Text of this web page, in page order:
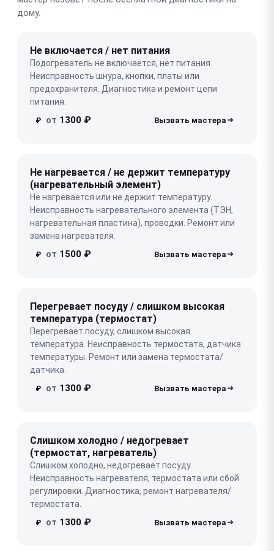
дому.
Не включается / нет питания
Подогреватель не включается, нет питания.
Неисправность шнура, кнопки, платы или
предохранителя. Диагностика и ремонт цепи
питания.
₽ от 1300 ₽
Не нагревается / не держит температуру
(нагревательный элемент)
Не нагревается или не держит температуру.
Неисправность нагревательного элемента (ТЭН,
нагревательная пластина), проводки. Ремонт или
замена нагревателя.
₽ от 1500 ₽
Перегревает посуду / слишком высокая
температура (термостат)
Перегревает посуду, слишком высокая
температура. Неисправность термостата, датчика
температуры. Ремонт или замена термостата/
датчика.
₽ от 1300 ₽
Слишком холодно / недогревает
(термостат, нагреватель)
Слишком холодно, недогревает посуду.
Неисправность нагревателя, термостата или сбой
регулировки. Диагностика, ремонт нагревателя/
термостата.
₽ от 1300 ₽